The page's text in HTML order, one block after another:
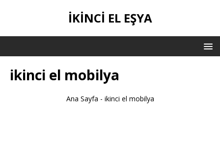
IKINCI EL EŞYA
ikinci el mobilya
Ana Sayfa - ikinci el mobilya